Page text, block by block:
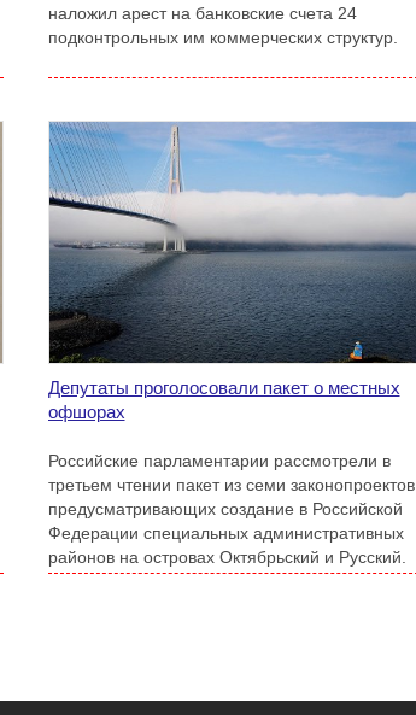
наложил арест на банковские счета 24
подконтрольных им коммерческих структур.
Депутаты проголосовали пакет о местных
офшорах
Российские парламентарии рассмотрели в
третьем чтении пакет из семи законопроектов,
предусматривающих создание в Российской
Федерации специальных административных
районов на островах Октябрьский и Русский.